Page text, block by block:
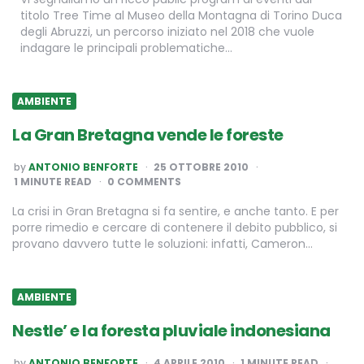
titolo Tree Time al Museo della Montagna di Torino Duca
degli Abruzzi, un percorso iniziato nel 2018 che vuole
indagare le principali problematiche…
AMBIENTE
La Gran Bretagna vende le foreste
POSTED
BY
byANTONIO BENFORTE
25 OTTOBRE 2010
1 MINUTE READ 0 COMMENTS
La crisi in Gran Bretagna si fa sentire, e anche tanto. E per
porre rimedio e cercare di contenere il debito pubblico, si
provano davvero tutte le soluzioni: infatti, Cameron…
AMBIENTE
Nestle’ e la foresta pluviale indonesiana
POSTED